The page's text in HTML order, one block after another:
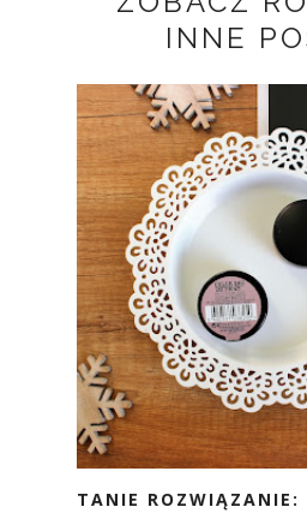
INNE
TANIE ROZWIĄZANIE: